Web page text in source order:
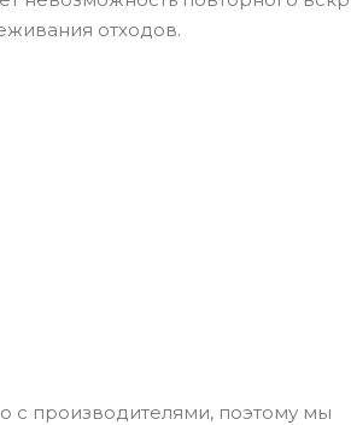
отходов.
с производителями, поэтому мы